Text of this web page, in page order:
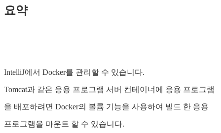
요약
IntelliJ에서 Docker를 관리할 수 있습니다.
Tomcat과 같은 응용 프로그램 서버 컨테이너에 응용 프로그램
을 배포하려면 Docker의 볼륨 기능을 사용하여 빌드 한 응용
프로그램을 마운트 할 수 있습니다.